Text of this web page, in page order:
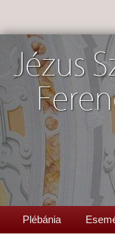
Jézus
Plébánia